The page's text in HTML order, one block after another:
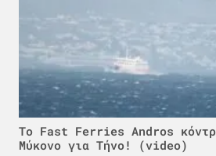
Το Fast Ferries Andros
Μύκονο για Τήνο! (video)